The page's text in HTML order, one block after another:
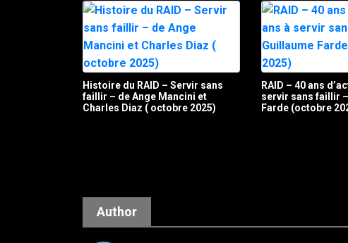
Histoire du RAID – Servir sans
faillir – de Ange Mancini et
Charles Diaz ( octobre 2025)
RAID – 40 ans
servir sans faillir
Farde (octobre
Author